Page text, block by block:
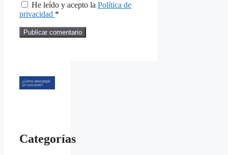
He leído y acepto la Política de
privacidad *
Categorías